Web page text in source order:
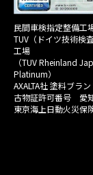
民間車検指定整備工
TUV（ドイツ技術検
工場
（TUV Rheinland
Platinum）
AXALTA社 塗料ブラ
古物証許可番号 愛
東京海上日動火災保